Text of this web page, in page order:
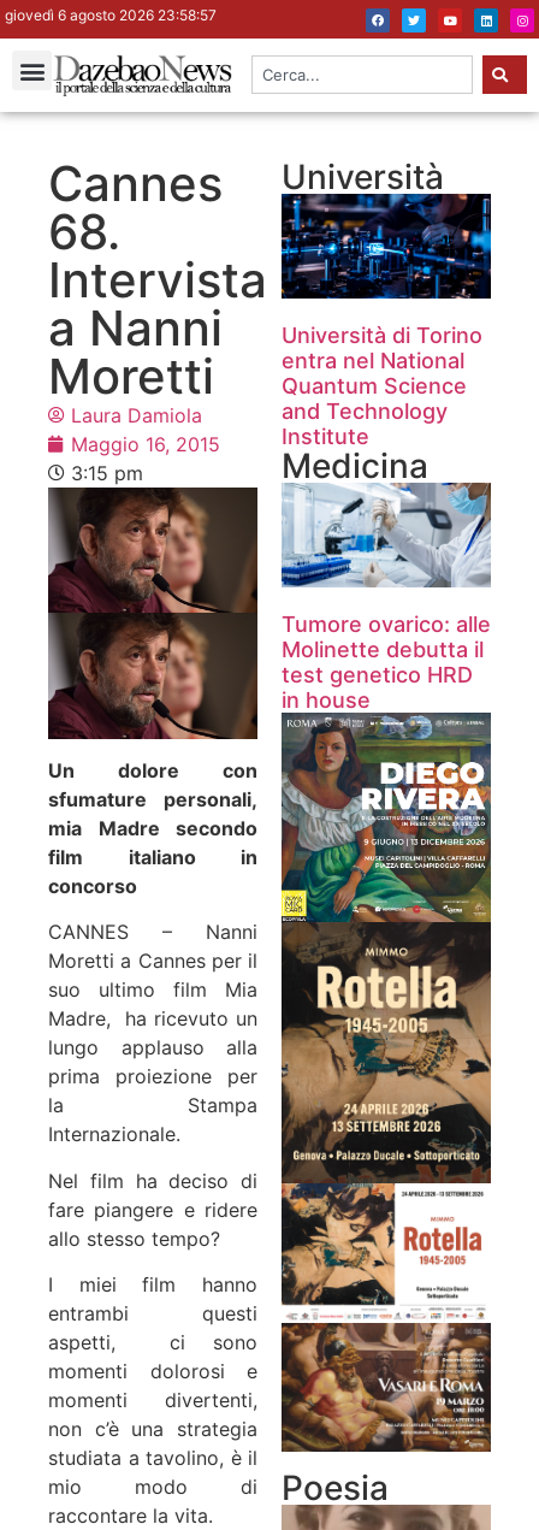
giovedì 6 agosto 2026 23:58:57
Cannes
68.
Intervista
a Nanni
Moretti
Laura Damiola
Maggio 16, 2015
3:15 pm
Un dolore con
sfumature personali,
mia Madre secondo
film italiano in
concorso
CANNES – Nanni
Moretti a Cannes per il
suo ultimo film Mia
Madre, ha ricevuto un
lungo applauso alla
prima proiezione per
la Stampa
Internazionale.
Nel film ha deciso di
fare piangere e ridere
allo stesso tempo?
I miei film hanno
entrambi questi
aspetti, ci sono
momenti dolorosi e
momenti divertenti,
non c’è una strategia
studiata a tavolino, è il
mio modo di
raccontare la vita.
Università
Università di Torino
entra nel National
Quantum Science
and Technology
Institute
Medicina
Tumore ovarico: alle
Molinette debutta il
test genetico HRD
in house
Poesia